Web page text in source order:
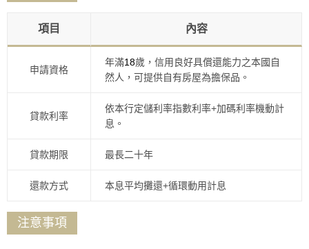
項目 內容
申請資格
年滿18歲，信用良好具償還能力之本國自
然人，可提供自有房屋為擔保品。
貸款利率
依本行定儲利率指數利率+加碼利率機動計
息。
貸款期限 最長二十年
還款方式 本息平均攤還+循環動用計息
注意事項